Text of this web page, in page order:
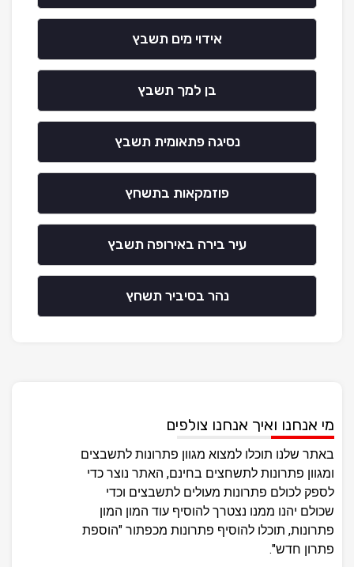
אידוי מים תשבץ
בן למך תשבץ
נסיגה פתאומית תשבץ
פוזמקאות בתשחץ
עיר בירה באירופה תשבץ
נהר בסיביר תשחץ
מי אנחנו ואיך אנחנו צולפים
באתר שלנו תוכלו למצוא מגוון פתרונות לתשבצים
ומגוון פתרונות לתשחצים בחינם, האתר נוצר כדי
לספק לכולם פתרונות מעולים לתשבצים וכדי
שכולם יהנו ממנו נצטרך להוסיף עוד המון המון
פתרונות, תוכלו להוסיף פתרונות מכפתור "הוספת
פתרון חדש".